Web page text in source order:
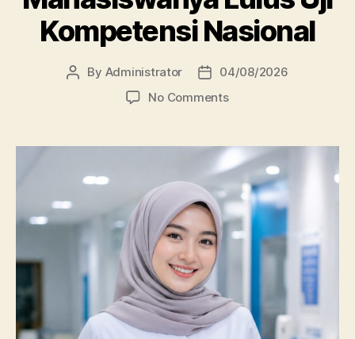
Kompetensi Nasional
Post
By Administrator
Post04/08/2026
No Commentson
Unissula
Catatkan
Prestasi
Membanggakan,
100%
Mahasiswanya
Kompetensi
Nasional